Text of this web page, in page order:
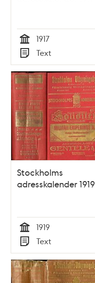
Tid
1917
Typ
Text
Stockholms
adresskalender 1919
Tid
1919
Typ
Text